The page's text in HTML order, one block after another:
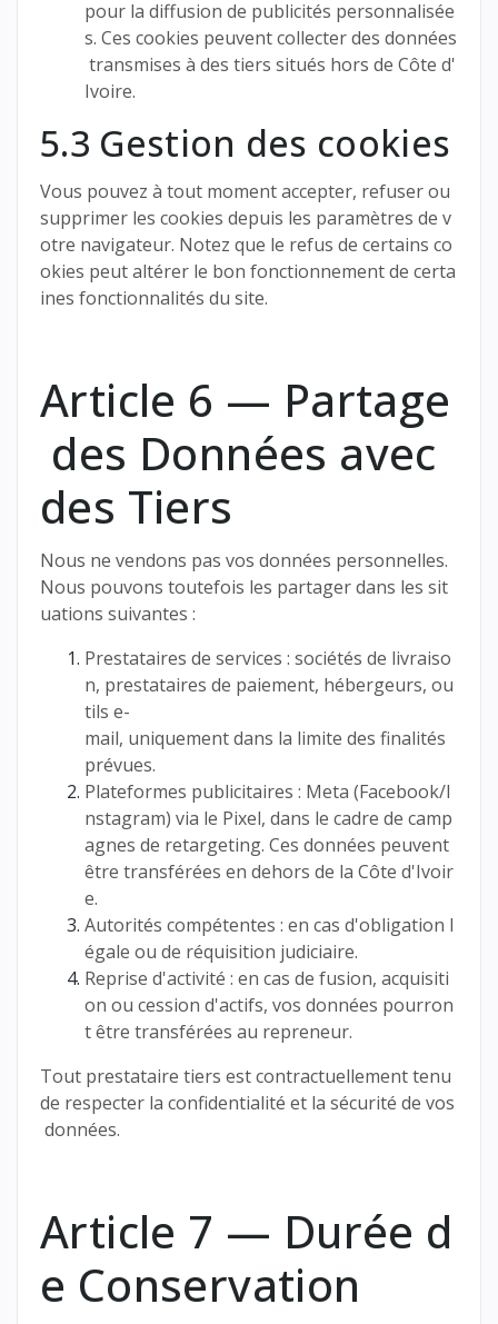
pour la diffusion de publicités personnalisée
s. Ces cookies peuvent collecter des données
transmises à des tiers situés hors de Côte d'
Ivoire.
5.3 Gestion des cookies
Vous pouvez à tout moment accepter, refuser ou
supprimer les cookies depuis les paramètres de v
otre navigateur. Notez que le refus de certains co
okies peut altérer le bon fonctionnement de certa
ines fonctionnalités du site.
Article 6 — Partage
des Données avec
des Tiers
Nous ne vendons pas vos données personnelles.
Nous pouvons toutefois les partager dans les sit
uations suivantes :
Prestataires de services : sociétés de livraiso
n, prestataires de paiement, hébergeurs, ou
tils e-
mail, uniquement dans la limite des finalités
prévues.
Plateformes publicitaires : Meta (Facebook/I
nstagram) via le Pixel, dans le cadre de camp
agnes de retargeting. Ces données peuvent
être transférées en dehors de la Côte d'Ivoir
e.
Autorités compétentes : en cas d'obligation l
égale ou de réquisition judiciaire.
Reprise d'activité : en cas de fusion, acquisiti
on ou cession d'actifs, vos données pourron
t être transférées au repreneur.
Tout prestataire tiers est contractuellement tenu
de respecter la confidentialité et la sécurité de vos
données.
Article 7 — Durée d
e Conservation